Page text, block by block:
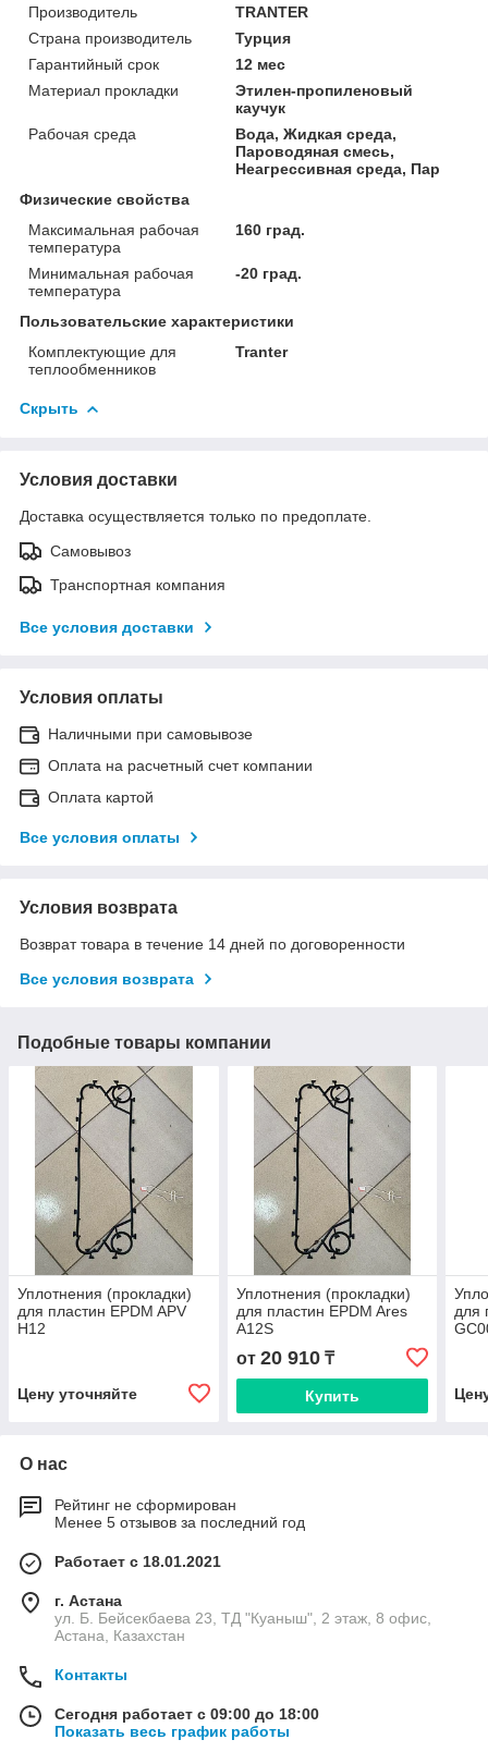
Производитель
TRANTER
Страна производитель
Турция
Гарантийный срок
12 мес
Материал прокладки
Этилен-пропиленовый
каучук
Рабочая среда
Вода, Жидкая среда,
Пароводяная смесь,
Неагрессивная среда, Пар
Физические свойства
Максимальная рабочая
температура
160 град.
Минимальная рабочая
температура
-20 град.
Пользовательские характеристики
Комплектующие для
теплообменников
Tranter
Скрыть
Условия доставки
Доставка осуществляется только по предоплате.
Самовывоз
Транспортная компания
Все условия доставки
Условия оплаты
Наличными при самовывозе
Оплата на расчетный счет компании
Оплата картой
Все условия оплаты
Условия возврата
Возврат товара в течение 14 дней по договоренности
Все условия возврата
Подобные товары компании
Уплотнения (прокладки)
для пластин EPDM APV
Н12
Цену уточняйте
Уплотнения (прокладки)
для пластин EPDM Ares
A12S
от 20 910₸
Купить
для
О нас
Рейтинг не сформирован
Менее 5 отзывов за последний год
Работает с 18.01.2021
г. Астана
ул. Б. Бейсекбаева 23, ТД "Куаныш", 2 этаж, 8 офис,
Астана, Казахстан
Контакты
Сегодня работает с 09:00 до 18:00
Показать весь график работы